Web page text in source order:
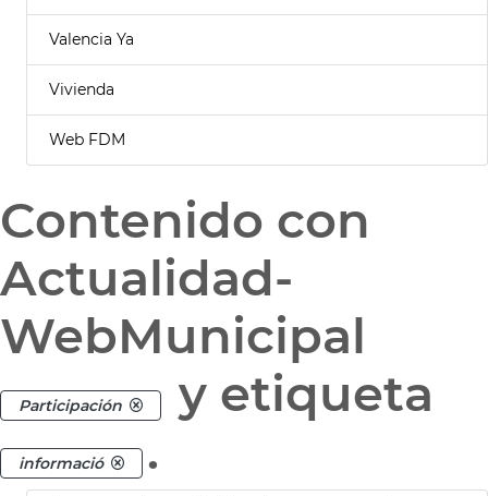
Valencia Ya
Vivienda
Web FDM
Contenido con
Actualidad-
WebMunicipal
Participación y etiqueta
informació .